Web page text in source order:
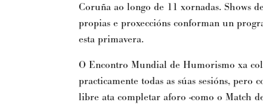
Coruña ao longo de 11 xornadas. Shows
propias e proxeccións conforman un
esta primavera.
O Encontro Mundial de Humorismo xa
practicamente todas as súas sesións, pero
libre ata completar aforo -como o Match